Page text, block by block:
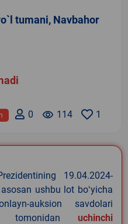
tumani, Navbahor
1
remove_red_eye 114
0
19.04.2024-
ushbu lot boʻyicha
auksion savdolari
tomonidan uchinchi